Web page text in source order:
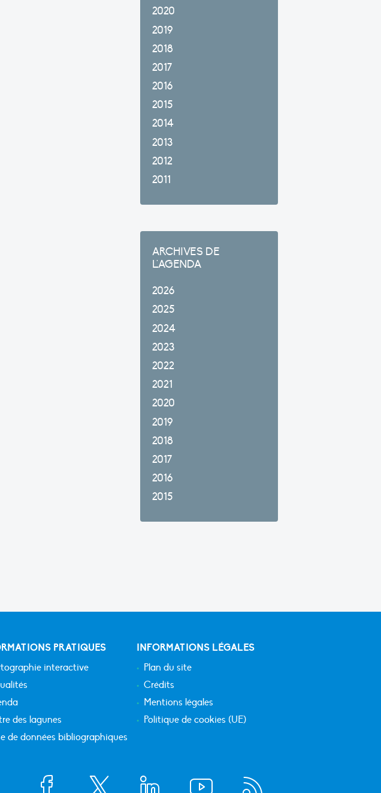
2020
2019
2018
2017
2016
2015
2014
2013
2012
2011
ARCHIVES DE
L'AGENDA
2026
2025
2024
2023
2022
2021
2020
2019
2018
2017
2016
2015
PRATIQUES
interactive
des lagunes
de données bibliographiques
INFORMATIONS LÉGALES
Plan du site
Crédits
Mentions légales
Politique de cookies (UE)